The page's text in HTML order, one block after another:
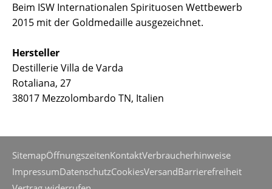
Beim ISW Internationalen Spirituosen Wettbewerb
2015 mit der Goldmedaille ausgezeichnet.
Hersteller
Destillerie Villa de Varda
Rotaliana, 27
38017 Mezzolombardo TN, Italien
SitemapÖffnungszeitenKontaktVerbraucherhinweise
ImpressumDatenschutzCookiesVersandBarrierefreiheit